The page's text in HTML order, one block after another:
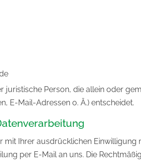
juristische Person, die allein oder
E-Mail-Adressen o. Ä.) entscheidet.
Ihrer ausdrücklichen
per E-Mail an uns. Die